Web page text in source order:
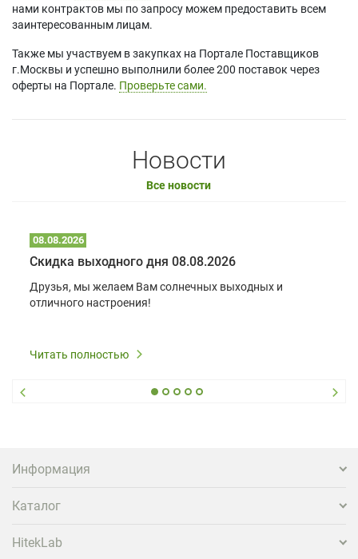
нами контрактов мы по запросу можем предоставить всем
заинтересованным лицам.
Также мы участвуем в закупках на Портале Поставщиков
г.Москвы и успешно выполнили более 200 поставок через
оферты на Портале. Проверьте сами.
Новости
Все новости
08.08.2026
Скидка выходного дня 08.08.2026
Друзья, мы желаем Вам солнечных выходных и
отличного настроения!
Читать полностью
Информация
Каталог
HitekLab